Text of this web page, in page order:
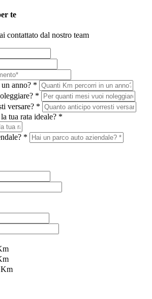
te
contattato dal nostro team
anno? *
*
versare? *
tua rata ideale? *
*
Km